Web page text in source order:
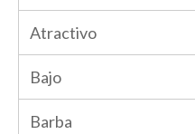
Atractivo
Bajo
Barba